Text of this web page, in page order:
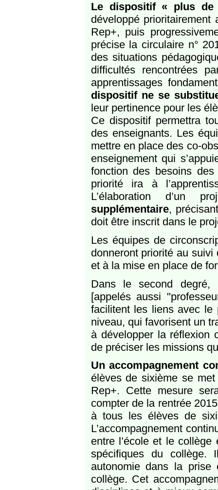
Le dispositif « plus
développé
Rep+, puis
précise la circulaire n°
des situations
difficultés rencontrées
apprentissages
dispositif ne se
leur pertinence pour les
Ce dispositif permettra
des enseignants. Les
mettre en place des co-
enseignement qui
fonction des besoins
priorité ira à
L’élaboration d’un
supplémentaire,
doit être inscrit dans le
Les équipes de
donneront priorité au suivi
et à la mise en place de
Dans le second degré,
[appelés aussi
facilitent les liens avec le
niveau, qui favorisent un
à développer la réflexion
de préciser les missions
Un accompagnement
élèves de sixième se
Rep+. Cette mesure
compter de la rentrée
à tous les élèves de
L’accompagnement
entre l’école et le collège
spécifiques du collège.
autonomie dans la
collège. Cet